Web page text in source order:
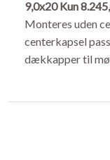
9,0x20Kun
Monteres uden
centerkapsel
dækkapper til